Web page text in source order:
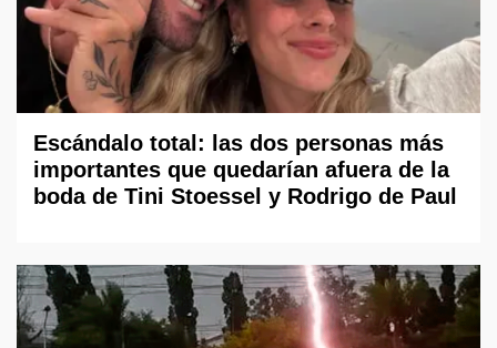
Escándalo total: las dos personas más
importantes que quedarían afuera de la
boda de Tini Stoessel y Rodrigo de Paul